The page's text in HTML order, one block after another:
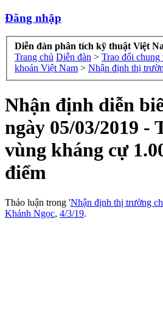
Đăng nhập
Diễn đàn phân tích kỹ thuật Việt
Trang chủ Diễn đàn > Trao đổi
khoán Việt Nam > Nhận định thị
Nhận định diễn
ngày 05/03/2019 -
vùng kháng cự
điểm
Thảo luận trong 'Nhận định thị trường
Khánh Ngọc, 4/3/19.